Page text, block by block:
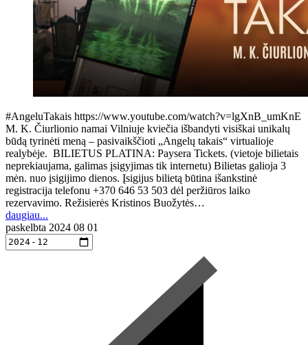
#AngeluTakais https://www.youtube.com/watch?v=lgXnB_umKnE
M. K. Čiurlionio namai Vilniuje kviečia išbandyti visiškai unikalų
būdą tyrinėti meną – pasivaikščioti „Angelų takais“ virtualioje
realybėje. BILIETUS PLATINA: Paysera Tickets. (vietoje bilietais
neprekiaujama, galimas įsigyjimas tik internetu) Bilietas galioja 3
mėn. nuo įsigijimo dienos. Įsigijus bilietą būtina išankstinė
registracija telefonu +370 646 53 503 dėl peržiūros laiko
rezervavimo. Režisierės Kristinos Buožytės…
daugiau...
paskelbta 2024 08 01